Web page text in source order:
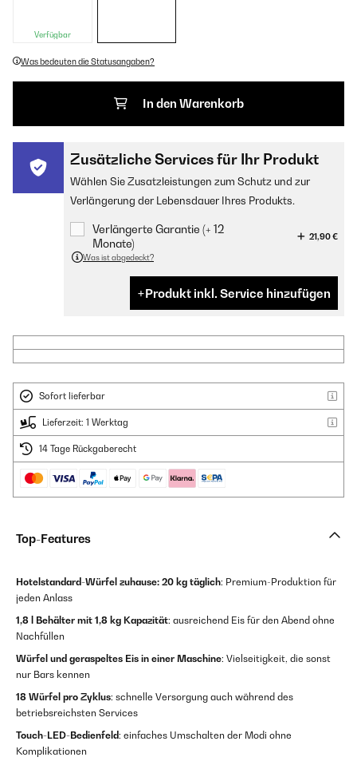
Verfügbar
Was bedeuten die Statusangaben?
In den Warenkorb
Zusätzliche Services für Ihr Produkt
Wählen Sie Zusatzleistungen zum Schutz und zur
Verlängerung der Lebensdauer Ihres Produkts.
Verlängerte Garantie (+ 12
Monate)
21,90 €
Was ist abgedeckt?
Produkt inkl. Service hinzufügen
Sofort lieferbar
Lieferzeit: 1 Werktag
14 Tage Rückgaberecht
Top-Features
Hotelstandard-Würfel zuhause: 20 kg täglich: Premium-Produktion für
jeden Anlass
1,8 l Behälter mit 1,8 kg Kapazität: ausreichend Eis für den Abend ohne
Nachfüllen
Würfel und geraspeltes Eis in einer Maschine: Vielseitigkeit, die sonst
nur Bars kennen
18 Würfel pro Zyklus: schnelle Versorgung auch während des
betriebsreichsten Services
Touch-LED-Bedienfeld: einfaches Umschalten der Modi ohne
Komplikationen